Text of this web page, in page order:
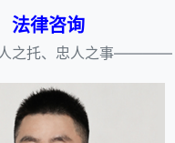
法律咨询
托、忠人之事————